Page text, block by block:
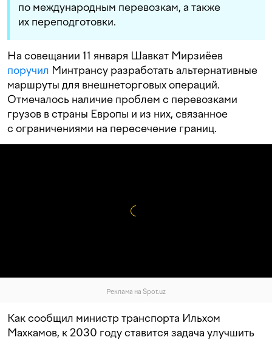
по международным перевозкам, а также
их переподготовки.
На совещании 11 января Шавкат Мирзиёев
поручил Минтрансу разработать альтернативные
маршруты для внешнеторговых операций.
Отмечалось наличие проблем с перевозками
грузов в страны Европы и из них, связанное
с ограничениями на пересечение границ.
Реклама на Spot.uz
Как сообщил министр транспорта Ильхом
Махкамов, к 2030 году ставится задача улучшить